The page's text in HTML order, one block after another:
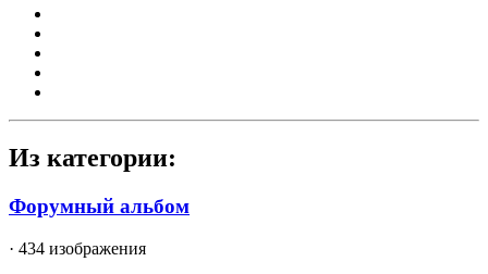
Из категории:
Форумный альбом
· 434 изображения